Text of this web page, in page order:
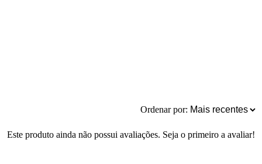
Ordenar por:
Este produto ainda não possui avaliações. Seja o primeiro a avaliar!